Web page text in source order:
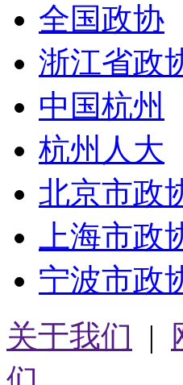
全国政协
浙江省政
中国杭州
杭州人大
北京市政
上海市政
宁波市政
关于我们 |